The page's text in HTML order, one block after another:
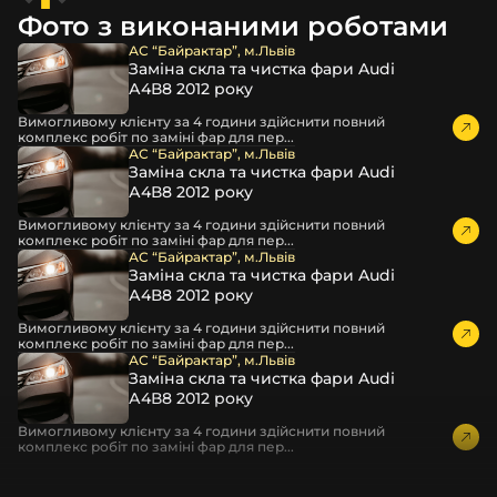
захисної стрейч-плівки, потім у додаткову плівку з
повітрям – і все це повноцінно захищає скло фари під
час перевезення та цілком прибирає вірогідність
пошкодження товару внаслідок механічних впливів під
час транспортування поштою.
Детальніше про доставку…
Комплектація товару виробника та зовнішній вигляд
товару можуть відрізнятися від фотографій,
представлених на сайті.
Якщо ви шукаєте такі послуги, як заміна скла фари,
розпакування та перепакування фар, відновлення та
ремонт фар, заміна лінз Xenon LED BI-LED, ремонт скла,
корпусу та кріплення фари, налаштування світла,
коригування, діагностика та полірування фари, наші
партнерські сервіси готові надати допомогу по всій
Україні.
Ми опанували мистецтво автосвітла, і це підтвердять
тисячі задоволених клієнтів. Розмаїття вибору, постійна
наявність на складі, свіжі поступлення, доступна ціна,
Фото з виконаними роботами
АС “Байрактар”, м.Львів
Заміна скла та чистка фари Audi
А4В8 2012 року
Вимогливому клієнту за 4 години здійснити повний
комплекс робіт по заміні фар для пер...
АС “Байрактар”, м.Львів
Заміна скла та чистка фари Audi
А4В8 2012 року
Вимогливому клієнту за 4 години здійснити повний
комплекс робіт по заміні фар для пер...
АС “Байрактар”, м.Львів
Заміна скла та чистка фари Audi
А4В8 2012 року
Вимогливому клієнту за 4 години здійснити повний
комплекс робіт по заміні фар для пер...
АС “Байрактар”, м.Львів
Заміна скла та чистка фари Audi
А4В8 2012 року
Вимогливому клієнту за 4 години здійснити повний
комплекс робіт по заміні фар для пер...